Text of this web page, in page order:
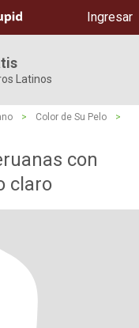
Ingresar
Latinos
> Color de Su Pelo
>
con
claro